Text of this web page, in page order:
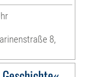
8,